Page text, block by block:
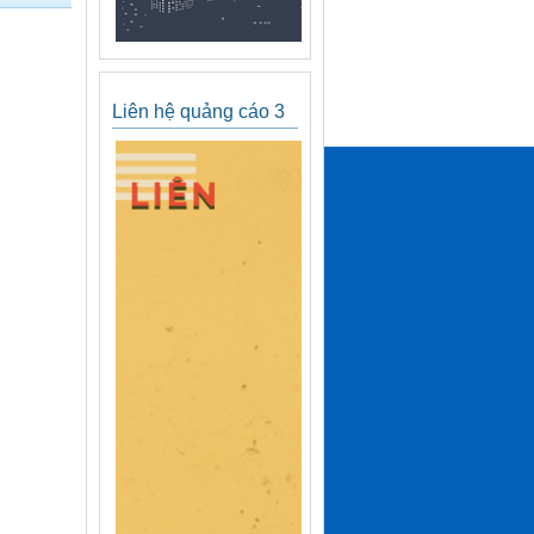
Liên hệ quảng cáo 3